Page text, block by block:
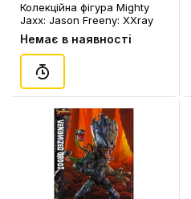
Колекційна фігура Mighty
Jaxx: Jason Freeny: XXray
Plus: CatDog: CatDog,
(93531)
Немає в наявності